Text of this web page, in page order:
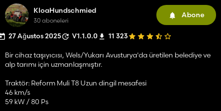
KloaHundschmied
30 aboneleri
Abone
27 Ağustos 2025 V1.1.0.0 11 323
Bir cihaz taşıyıcısı, Wels/Yukarı Avusturya'da üretilen belediye ve
alp tarımı için uzmanlaşmıştır.
Traktör: Reform Muli T8 Uzun dingil mesafesi
46 km/s
59 kW / 80 Ps